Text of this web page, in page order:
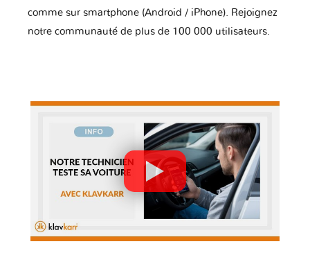
comme sur smartphone (Android / iPhone). Rejoignez
notre communauté de plus de 100 000 utilisateurs.